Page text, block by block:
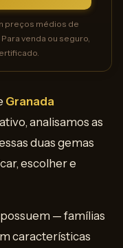
preços médios de
venda ou seguro,
Granada
analisamos as
duas gemas
escolher e
— famílias
características